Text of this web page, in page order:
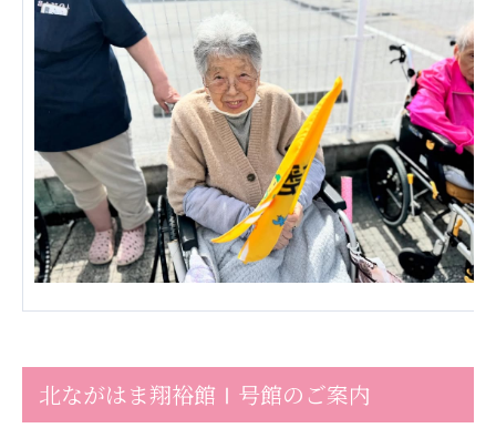
上桂の郷
ファミリエール吉祥院
教育（共に生きる仲間達）
学校法人明星学園 関東福祉専門学校
国際医療専門学校 浦和学院高等学校
明星幼稚園 志学会高等学校
特定非営利活動法人ファイアーレッズメディカルスポ
ーツクラブ
その他
Mediclude 株式会社アジアメデカ元気事業団
北ながはま翔裕館Ⅰ号館のご案内